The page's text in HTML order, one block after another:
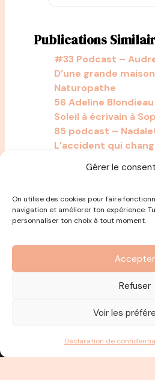
Gérer le
On utilise des cookies pour faire
navigation et améliorer ton expérience.
personnaliser ton choix à tout moment.
Accepter
Refuser
Voir les
Déclaration de
Publications
#33 Podcast –
D’une grande
Naturopathe
56 Adeline Blondieau
Soleil à écrivain à
85 podcast –
L’accident qui
au TedX aux 2